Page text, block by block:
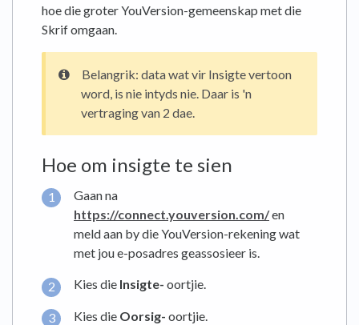
hoe die groter YouVersion-gemeenskap met die
Skrif omgaan.
Belangrik: data wat vir Insigte vertoon
word, is nie intyds nie. Daar is 'n
vertraging van 2 dae.
Hoe om insigte te sien
Gaan na
https://connect.youversion.com/en
meld aan by die YouVersion-rekening wat
met jou e-posadres geassosieer is.
Kies die Insigte- oortjie.
Kies die Oorsig- oortjie.